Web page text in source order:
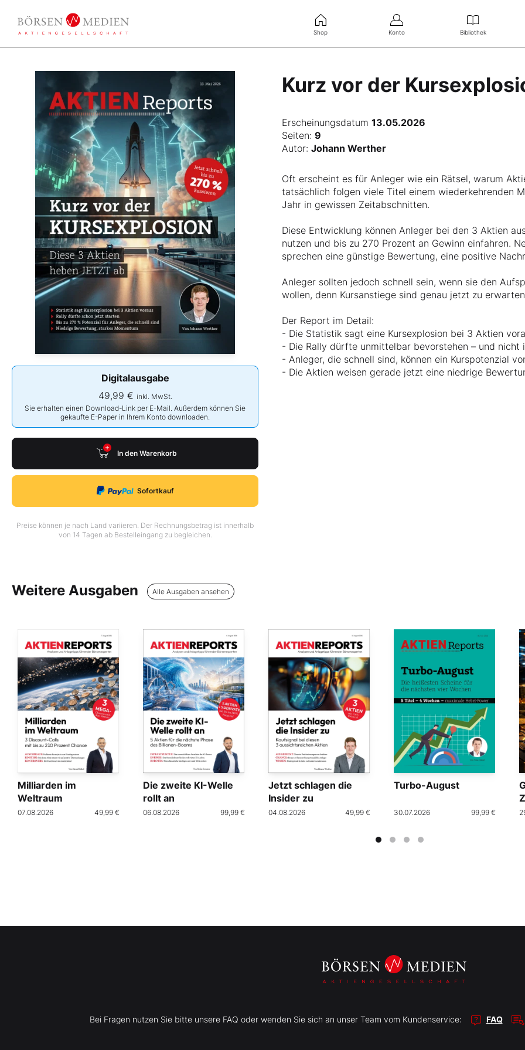
Shop Konto Bibliothek
Kurz vor der
Erscheinungsdatum13.05.2026
Digitalausgabe
49,99 € inkl. MwSt.
Sie erhalten einen Download-Link per E-Mail. Außerdem können Sie
gekaufte E-Paper in Ihrem Konto downloaden.
In den Warenkorb
Sofortkauf
Preise können je nach Land variieren. Der Rechnungsbetrag ist innerhalb
von 14 Tagen ab Bestelleingang zu begleichen.
Seiten:9
Autor:Johann Werther
Oft erscheint es für Anleger wie ein Rätsel, warum
tatsächlich folgen viele Titel einem wiederkehrenden
Jahr in gewissen Zeitabschnitten.
Diese Entwicklung können Anleger bei den 3 Aktien
nutzen und bis zu 270 Prozent an Gewinn einfahren.
sprechen eine günstige Bewertung, eine positive
Anleger sollten jedoch schnell sein, wenn sie den
wollen, denn Kursanstiege sind genau jetzt zu
Der Report im Detail:
- Die Statistik sagt eine Kursexplosion bei 3 Aktien
- Die Rally dürfte unmittelbar bevorstehen – und nicht
- Anleger, die schnell sind, können ein Kurspotenzial
- Die Aktien weisen gerade jetzt eine niedrige
Weitere Ausgaben Alle Ausgaben ansehen
Milliarden im
Weltraum
07.08.2026 49,99 €
Die zweite KI-Welle
rollt an
06.08.2026 99,99 €
Jetzt schlagen die
Insider zu
04.08.2026 49,99 €
Turbo-August
30.07.2026 99,99 €
Bei Fragen nutzen Sie bitte unsere FAQ oder wenden Sie sich an unser Team vom Kundenservice: FAQ